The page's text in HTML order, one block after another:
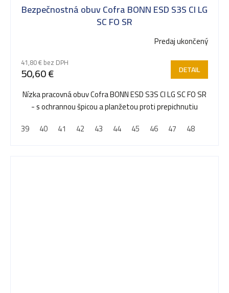
Bezpečnostná obuv Cofra BONN ESD S3S CI LG
SC FO SR
Predaj ukončený
41,80 € bez DPH
50,60 € DETAIL
Nízka pracovná obuv Cofra BONN ESD S3S CI LG SC FO SR
- s ochrannou špicou a planžetou proti prepichnutiu
39
40 41 42 43 44 45 46 47 48